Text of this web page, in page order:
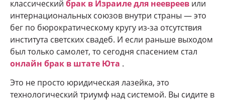
классический брак в Израиле для неевреев или
интернациональных союзов внутри страны — это
бег по бюрократическому кругу из-за отсутствия
института светских свадеб. И если раньше выходом
был только самолет, то сегодня спасением стал
онлайн брак в штате Юта .
Это не просто юридическая лазейка, это
технологический триумф над системой. Вы сидите в